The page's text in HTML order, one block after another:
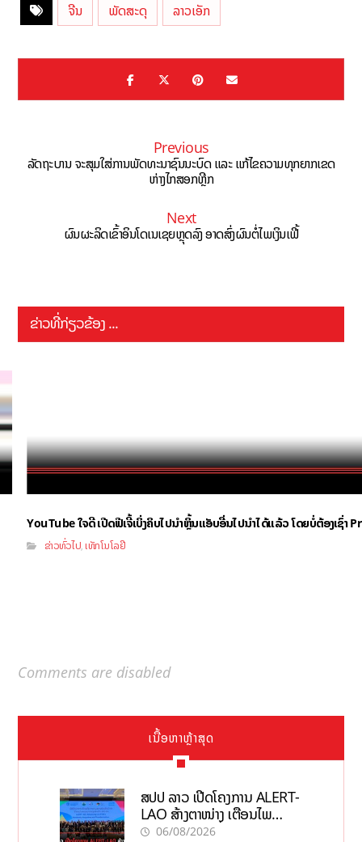
ຈີນ ພັດສະດຸ ລາວເອັກ
Previous
ລັດຖະບານ ຈະສຸມໃສ່ການພັດທະນາຊົນນະບົດ ແລະ ແກ້ໄຂຄວາມທຸກຍາກເຂດ
ຫ່າງໄກສອກຫຼີກ
Next
ຜົນຜະລິດເຂົ້າອິນໂດເນເຊຍຫຼຸດລົງ ອາດສົ່ງຜົນຕໍ່ໄພເງິນເຟີ້
ຂ່າວທີ່ກ່ຽວຂ້ອງ ...
YouTube ໃຈດີ ເປີດຟີເຈີ້ເບິ່ງຄິບໄປນຳຫຼິ້ນແອັບອື່ນໄປນຳໄດ້ແລ້ວ ໂດຍບໍ່ຕ້ອງເຊົ່າ
ຂ່າວທົ່ວໄປ,ເທັກໂນໂລຢີ
Comments are disabled
ເນື້ອຫາຫຼ້າສຸດ
ສປປ ລາວ ເປີດໂຄງການ ALERT-
LAO ສ້າງຕາໜ່າງ ເຕືອນໄພ
ພະຍາດລະບາດທົ່ວປະເທດ
06/08/2026